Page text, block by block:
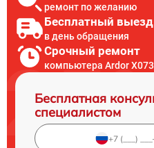
ремонт по желанию
Бесплатный выезд
в день обращения
Срочный ремонт
компьютера Ardor
Бесплатная
специалистом